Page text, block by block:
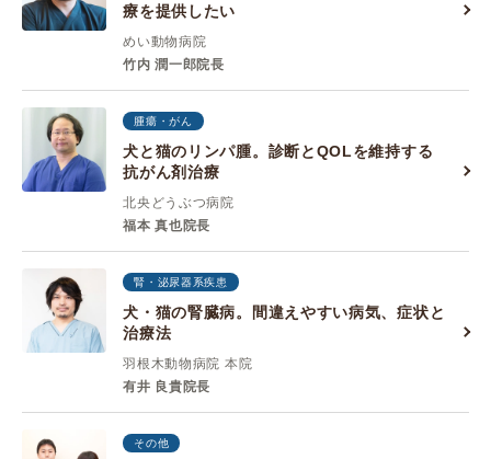
療を提供したい
めい動物病院
竹内 潤一郎院長
腫瘍・がん
犬と猫のリンパ腫。診断とQOLを維持する
抗がん剤治療
北央どうぶつ病院
福本 真也院長
腎・泌尿器系疾患
犬・猫の腎臓病。間違えやすい病気、症状と
治療法
羽根木動物病院 本院
有井 良貴院長
その他